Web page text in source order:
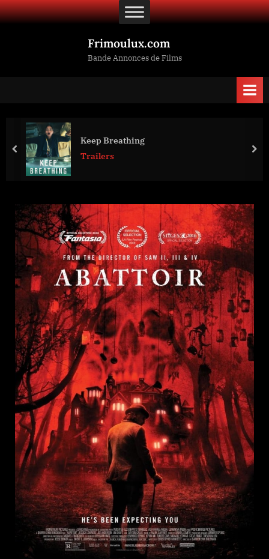
Skip
to
Frimoulux.com
Bande Annonces de Films
Keep Breathing
Trailers
prev